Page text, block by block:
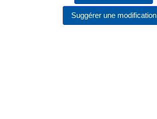
Suggérer une modification